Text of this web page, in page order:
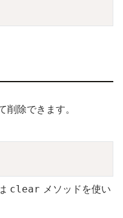
削除できます。
clear メソッドを使い